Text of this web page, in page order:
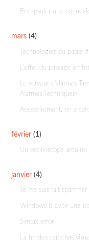
Encapsuler une
mars (4)
Technologies du passé
L'effet du passage en
Le serveur d'alarmes
Alarmes Techniques)
Acessoirement, on a
février (1)
Un oscilloscope arduino
janvier (4)
Je me suis fait
Windows 8 avoir une
Syntax error
La fin des captchas